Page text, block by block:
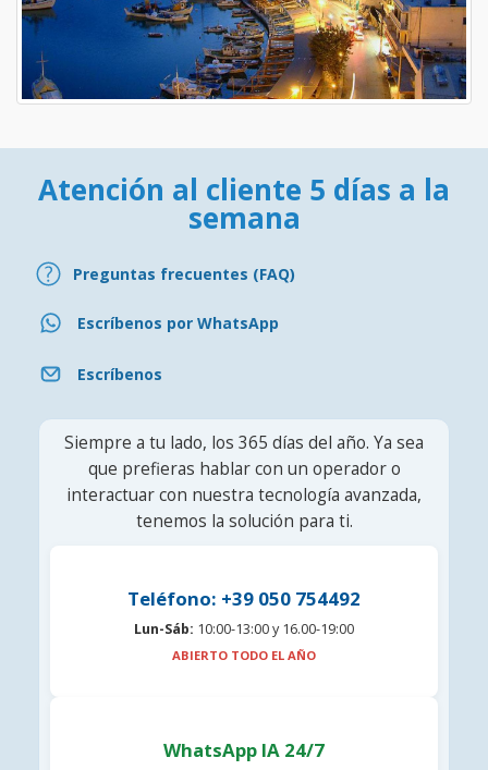
Atención al cliente 5 días a la
semana
Preguntas frecuentes (FAQ)
Escríbenos por WhatsApp
Escríbenos
Siempre a tu lado, los 365 días del año. Ya sea
que prefieras hablar con un operador o
interactuar con nuestra tecnología avanzada,
tenemos la solución para ti.
Teléfono: +39 050 754492
Lun-Sáb: 10:00-13:00 y 16.00-19:00
ABIERTO TODO EL AÑO
WhatsApp IA 24/7